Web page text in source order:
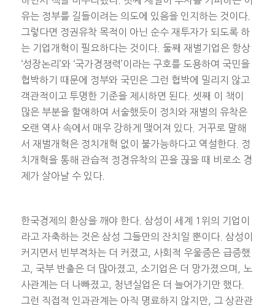
유는 정부를 길들이려는 의도에 있음을 인지하는 것이다.
그렇다면 정권유착 목적이 아닌 순수 재투자가 되도록 하
는 기업개혁이 필요하다는 것이다. 둘째 재벌기업은 항상
‘성장논리’와 ‘국가경쟁력’이라는 구호를 도용하여 국민을
협박하기 때문에 정부와 국민은 그런 협박에 밀리지 않고
객관적이고 투명한 기준을 제시하면 된다. 셋째 이 책이
많은 부분을 할애하여 서술했듯이 정치와 재벌의 유착은
오랜 역사 속에서 매우 강하게 맺어져 있다. 거꾸로 말해
서 재벌개혁은 정치개혁 없이 불가능하다고 역설한다. 정
치개혁을 통해 관습적 정경유착의 끈을 끊을 때 비로소 경
제가 살아날 수 있다.
한국경제의 환상을 깨야 한다. 삼성이 세계 1위의 기업이
라고 자축하는 것은 삼성 그들만의 잔치일 뿐이다. 삼성이
커지면서 빈부격차는 더 커졌고, 사회적 우울증은 급증했
고, 국부 반출은 더 많아졌고, 소기업은 더 망가졌으며, 노
사관계는 더 나빠졌고, 청년실업은 더 늘어가기만 했다.
그런 직접적 인과관계는 아직 명료하지 않지만, 그 상관관